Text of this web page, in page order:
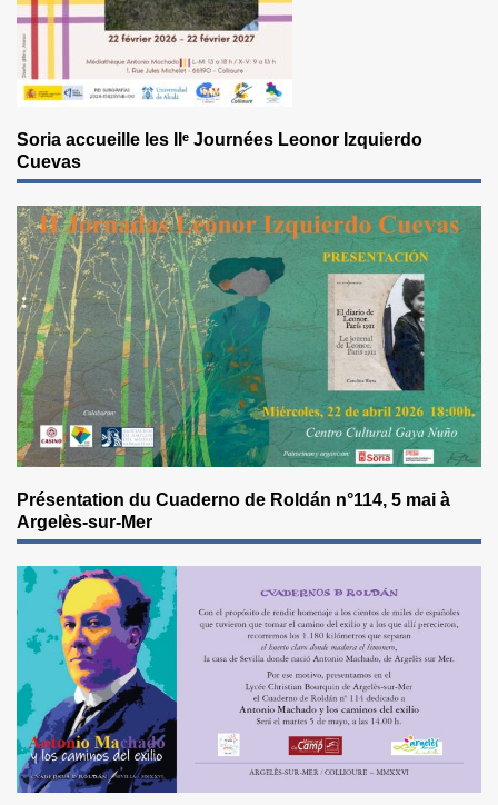
Soria accueille les IIᵉ Journées Leonor Izquierdo
Cuevas
Présentation du Cuaderno de Roldán n°114, 5 mai à
Argelès-sur-Mer